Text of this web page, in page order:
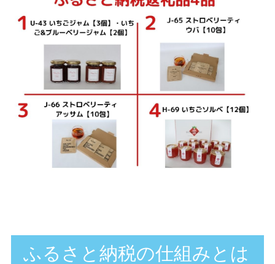
ふるさと納税の仕組みとは